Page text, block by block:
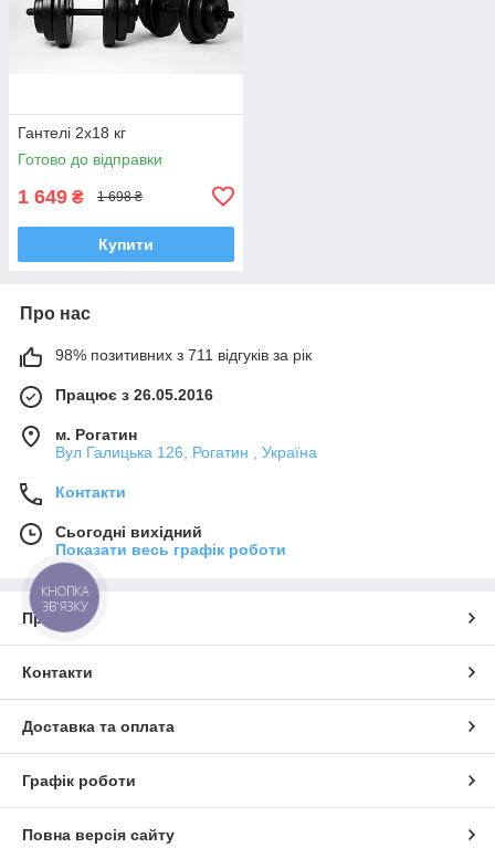
Гантелі 2х18 кг
Готово до відправки
1 649 ₴ 1 698 ₴
Купити
Про нас
98% позитивних з 711 відгуків за рік
Працює з 26.05.2016
м. Рогатин
Вул Галицька 126, Рогатин , Україна
Контакти
Сьогодні вихідний
Показати весь графік роботи
Про нас
Контакти
Доставка та оплата
Графік роботи
Повна версія сайту
КНОПКА
ЗВ'ЯЗКУ